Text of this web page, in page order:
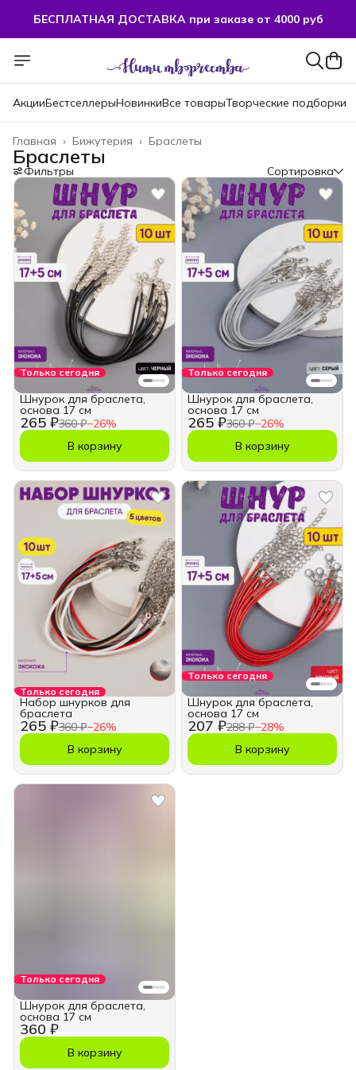
БЕСПЛАТНАЯ ДОСТАВКА при заказе от 4000 руб
АкцииБестселлерыНовинкиВсе товарыТворческие подборки
Браслеты
Бижутерия ›
Главная ›
Браслеты
Фильтры Сортировка
Только сегодня
265 ₽360 ₽−26%
Шнурок для браслета,
основа 17 см
В корзину
Только сегодня
265 ₽360 ₽−26%
Шнурок для браслета,
основа 17 см
В корзину
Только сегодня
265 ₽360 ₽−26%
Набор шнурков для
браслета
В корзину
Только сегодня
207 ₽288 ₽−28%
Шнурок для браслета,
основа 17 см
В корзину
Только сегодня
360 ₽
Шнурок для браслета,
основа 17 см
В корзину